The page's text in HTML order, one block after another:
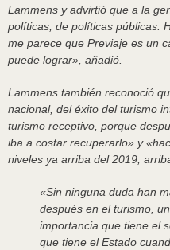
Lammens y advirtió que a la
políticas, de políticas públicas.
me parece que Previaje es un
puede lograr», añadió.
Lammens también reconoció
nacional, del éxito del turismo
turismo receptivo, porque
iba a costar recuperarlo» y
niveles ya arriba del 2019,
«Sin ninguna duda han
después en el turismo,
importancia que tiene el
que tiene el Estado